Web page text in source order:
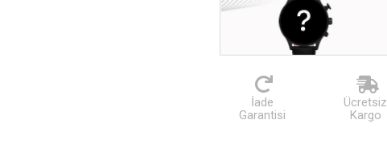
İade
Garantisi
Ücretsiz
Kargo